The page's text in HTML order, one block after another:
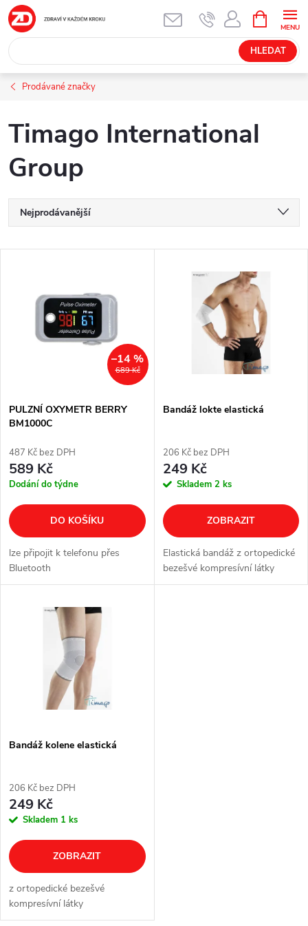
Přejít
na
obsah
HLEDAT
NÁKUPNÍ
KOŠÍK
Prodávané značky
Timago International
Group
Ř
a
p
r
o
d
u
k
Nejprodávanější
Abecedně
s
p
r
o
d
u
689 Kč
–14 %
PULZNÍ OXYMETR BERRY
BM1000C
487 Kč bez DPH
589 Kč
Dodání do týdne
DO KOŠÍKU
lze připojit k telefonu přes
Bluetooth
Bandáž lokte elastická
206 Kč bez DPH
249 Kč
Skladem 2 ks
ZOBRAZIT
Elastická bandáž z ortopedické
bezešvé kompresívní látky
Bandáž kolene elastická
206 Kč bez DPH
249 Kč
Skladem 1 ks
ZOBRAZIT
z ortopedické bezešvé
kompresívní látky